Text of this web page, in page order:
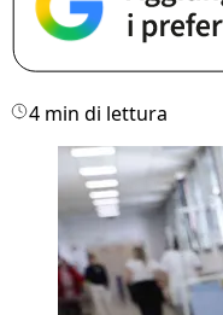
4 min di lettura